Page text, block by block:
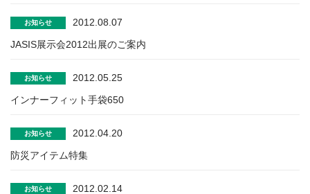
お知らせ
2012.08.07
JASIS展示会2012出展のご案内
お知らせ
2012.05.25
インナーフィット手袋650
お知らせ
2012.04.20
防災アイテム特集
お知らせ 2012.02.14